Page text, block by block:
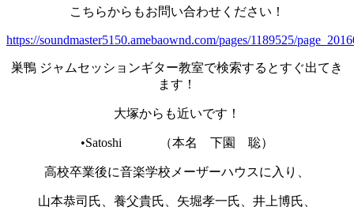
こちらからもお問い合わせください！
https://soundmaster5150.amebaownd.com/pages/1189525/
巣鴨 ジャムセッションギター教室で検索するとすぐ出てき
ます！
大塚からも近いです！
•Satoshi （本名 下園 聡）
高校卒業後に音楽学校メーザーハウスに入り、
山本恭司氏、養父貴氏、矢堀孝一氏、井上博氏、